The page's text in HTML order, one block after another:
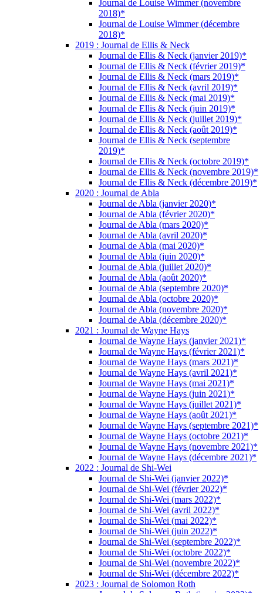
Journal de Louise Wimmer (novembre
2018)*
Journal de Louise Wimmer (décembre
2018)*
2019 : Journal de Ellis & Neck
Journal de Ellis & Neck (janvier 2019)*
Journal de Ellis & Neck (février 2019)*
Journal de Ellis & Neck (mars 2019)*
Journal de Ellis & Neck (avril 2019)*
Journal de Ellis & Neck (mai 2019)*
Journal de Ellis & Neck (juin 2019)*
Journal de Ellis & Neck (juillet 2019)*
Journal de Ellis & Neck (août 2019)*
Journal de Ellis & Neck (septembre
2019)*
Journal de Ellis & Neck (octobre 2019)*
Journal de Ellis & Neck (novembre 2019)*
Journal de Ellis & Neck (décembre 2019)*
2020 : Journal de Abla
Journal de Abla (janvier 2020)*
Journal de Abla (février 2020)*
Journal de Abla (mars 2020)*
Journal de Abla (avril 2020)*
Journal de Abla (mai 2020)*
Journal de Abla (juin 2020)*
Journal de Abla (juillet 2020)*
Journal de Abla (août 2020)*
Journal de Abla (septembre 2020)*
Journal de Abla (octobre 2020)*
Journal de Abla (novembre 2020)*
Journal de Abla (décembre 2020)*
2021 : Journal de Wayne Hays
Journal de Wayne Hays (janvier 2021)*
Journal de Wayne Hays (février 2021)*
Journal de Wayne Hays (mars 2021)*
Journal de Wayne Hays (avril 2021)*
Journal de Wayne Hays (mai 2021)*
Journal de Wayne Hays (juin 2021)*
Journal de Wayne Hays (juillet 2021)*
Journal de Wayne Hays (août 2021)*
Journal de Wayne Hays (septembre 2021)*
Journal de Wayne Hays (octobre 2021)*
Journal de Wayne Hays (novembre 2021)*
Journal de Wayne Hays (décembre 2021)*
2022 : Journal de Shi-Wei
Journal de Shi-Wei (janvier 2022)*
Journal de Shi-Wei (février 2022)*
Journal de Shi-Wei (mars 2022)*
Journal de Shi-Wei (avril 2022)*
Journal de Shi-Wei (mai 2022)*
Journal de Shi-Wei (juin 2022)*
Journal de Shi-Wei (septembre 2022)*
Journal de Shi-Wei (octobre 2022)*
Journal de Shi-Wei (novembre 2022)*
Journal de Shi-Wei (décembre 2022)*
2023 : Journal de Solomon Roth